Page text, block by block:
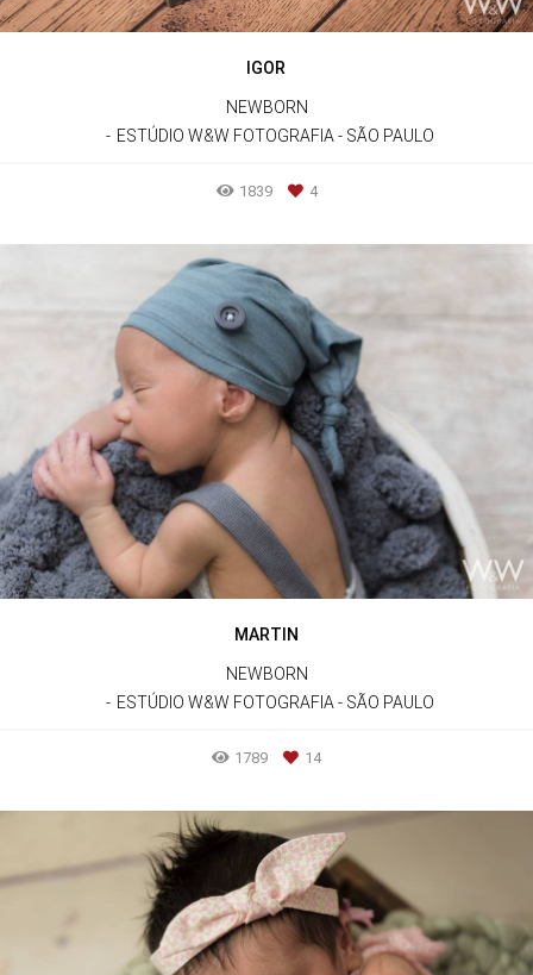
IGOR
NEWBORN
ESTÚDIO W&W FOTOGRAFIA - SÃO PAULO
1839 4
MARTIN
NEWBORN
ESTÚDIO W&W FOTOGRAFIA - SÃO PAULO
1789 14